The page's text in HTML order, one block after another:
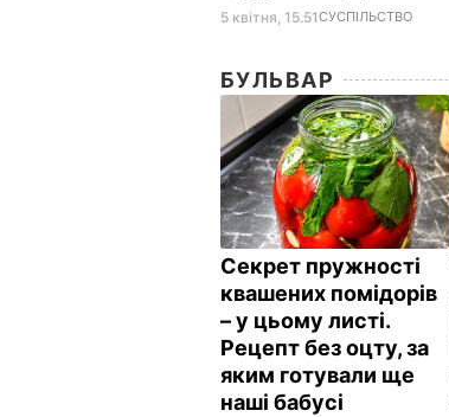
5 квітня, 15.51СУСПІЛЬСТВО
БУЛЬВАР
Секрет пружності
квашених помідорів
– у цьому листі.
Рецепт без оцту, за
яким готували ще
наші бабусі